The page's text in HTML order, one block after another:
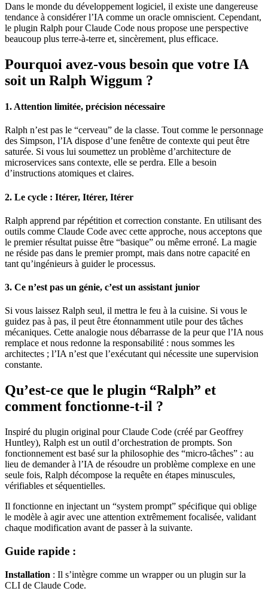
Dans le monde du développement logiciel, il existe une dangereuse
tendance à considérer l’IA comme un oracle omniscient. Cependant,
le plugin Ralph pour Claude Code nous propose une perspective
beaucoup plus terre-à-terre et, sincèrement, plus efficace.
Pourquoi avez-vous besoin que votre IA
soit un Ralph Wiggum ?
1. Attention limitée, précision nécessaire
Ralph n’est pas le “cerveau” de la classe. Tout comme le personnage
des Simpson, l’IA dispose d’une fenêtre de contexte qui peut être
saturée. Si vous lui soumettez un problème d’architecture de
microservices sans contexte, elle se perdra. Elle a besoin
d’instructions atomiques et claires.
2. Le cycle : Itérer, Itérer, Itérer
Ralph apprend par répétition et correction constante. En utilisant des
outils comme Claude Code avec cette approche, nous acceptons que
le premier résultat puisse être “basique” ou même erroné. La magie
ne réside pas dans le premier prompt, mais dans notre capacité en
tant qu’ingénieurs à guider le processus.
3. Ce n’est pas un génie, c’est un assistant junior
Si vous laissez Ralph seul, il mettra le feu à la cuisine. Si vous le
guidez pas à pas, il peut être étonnamment utile pour des tâches
mécaniques. Cette analogie nous débarrasse de la peur que l’IA nous
remplace et nous redonne la responsabilité : nous sommes les
architectes ; l’IA n’est que l’exécutant qui nécessite une supervision
constante.
Qu’est-ce que le plugin “Ralph” et
comment fonctionne-t-il ?
Inspiré du plugin original pour Claude Code (créé par Geoffrey
Huntley), Ralph est un outil d’orchestration de prompts. Son
fonctionnement est basé sur la philosophie des “micro-tâches” : au
lieu de demander à l’IA de résoudre un problème complexe en une
seule fois, Ralph décompose la requête en étapes minuscules,
vérifiables et séquentielles.
Il fonctionne en injectant un “system prompt” spécifique qui oblige
le modèle à agir avec une attention extrêmement focalisée, validant
chaque modification avant de passer à la suivante.
Guide rapide :
Installation : Il s’intègre comme un wrapper ou un plugin sur la
CLI de Claude Code.